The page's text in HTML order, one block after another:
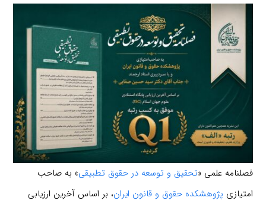
فصلنامه علمی «تحقیق و توسعه در حقوق تطبیقی» به صاحب
امتیازی پژوهشکده حقوق و قانون ایران، بر اساس آخرین ارزیابی